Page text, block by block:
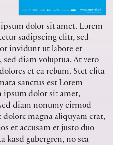
dolor sit amet. Lorem
sadipscing elitr, sed
invidunt ut labore et
sed diam voluptua. At vero
et ea rebum. Stet clita
sanctus est Lorem
ipsum dolor sit amet,
diam nonumy eirmod
magna aliquyam erat,
et accusam et justo duo
kasd gubergren, no sea